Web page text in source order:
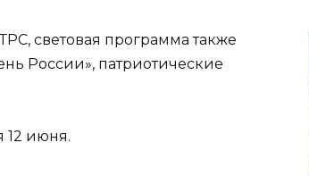
световая программа также
России», патриотические
12 июня.